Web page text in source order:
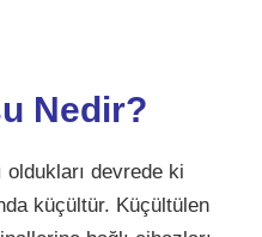
Nedir?
devrede ki
küçültür. Küçültülen